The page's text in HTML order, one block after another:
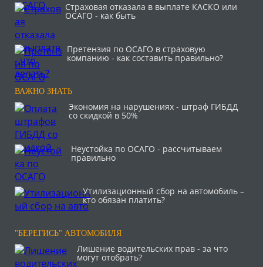
Страховая отказала в выплате КАСКО или
ОСАГО - как быть
Претензия по ОСАГО в страховую
компанию - как составить правильно?
ВАЖНО ЗНАТЬ
Экономия на нарушениях - штраф ГИБДД
со скидкой в 50%
Неустойка по ОСАГО - рассчитываем
правильно
Утилизационный сбор на автомобиль –
кто обязан платить?
"БЕРЕГИСЬ" АВТОМОБИЛЯ
Лишение водительских прав - за что
могут отобрать?